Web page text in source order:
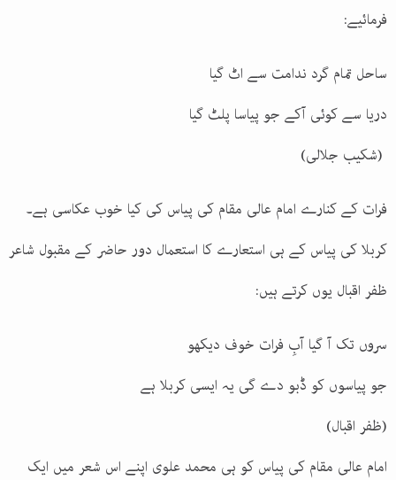
فرمائیے:
ساحل تمام گرد ندامت سے اٹ گیا
دریا سے کوئی آکے جو پیاسا پلٹ گیا
(شکیب جلالی)
فرات کے کنارے امام عالی مقام کی پیاس کی کیا خوب عکاسی ہے۔
کربلا کی پیاس کے ہی استعارے کا استعمال دور حاضر کے مقبول شاعر
ظفر اقبال یوں کرتے ہیں:
سروں تک آ گیا آبِ فرات خوف دیکھو
جو پیاسوں کو ڈبو دے گی یہ ایسی کربلا ہے
(ظفر اقبال)
امام عالی مقام کی پیاس کو ہی محمد علوی اپنے اس شعر میں ایک